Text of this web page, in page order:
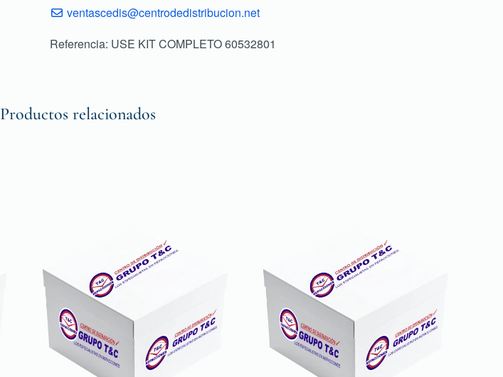
ventascedis@centrodedistribucion.net
Referencia: USE KIT COMPLETO 60532801
Productos relacionados